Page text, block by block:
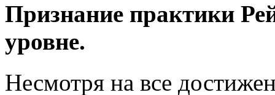
Признание практики
уровне.
Несмотря на все